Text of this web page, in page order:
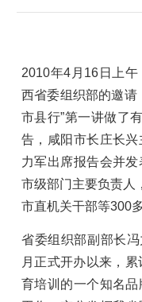
2010年4月16日上
西省委组织部的邀请
市县行”第一讲做了
告，咸阳市长庄长
力军出席报告会并发
市级部门主要负责人
市直机关干部等300
省委组织部副部长
月正式开办以来，
育培训的一个知名